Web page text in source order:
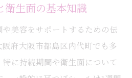
衛生面の基本知識
美容をサポートするための伝
府大阪市都島区内代町でも多
に持続期間や衛生面について